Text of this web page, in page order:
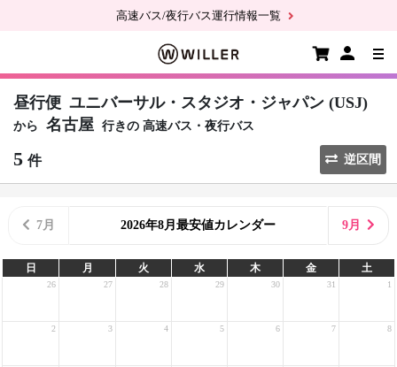
高速バス/夜行バス運行情報一覧
昼行便 ユニバーサル・スタジオ・ジャパン (USJ)
から 名古屋 行きの 高速バス・夜行バス
5 件 逆区間
7月 2026年8月最安値カレンダー 9月
日 月 火 水 木 金 土
26 27 28 29 30 31 1
2 3 4 5 6 7 8